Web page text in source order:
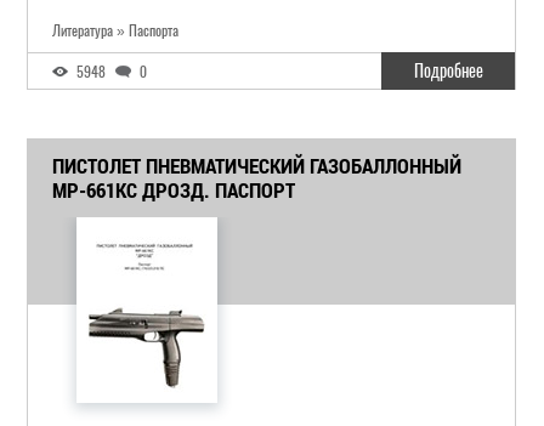
Литература » Паспорта
5948 0 Подробнее
ПИСТОЛЕТ ПНЕВМАТИЧЕСКИЙ ГАЗОБАЛЛОННЫЙ
МР-661КС ДРОЗД. ПАСПОРТ